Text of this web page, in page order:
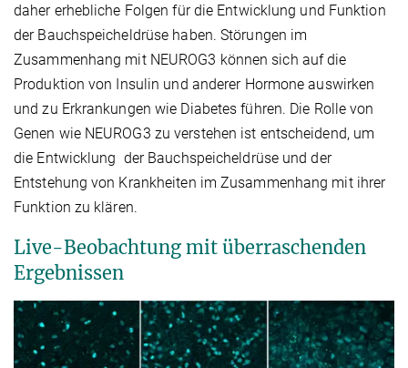
daher erhebliche Folgen für die Entwicklung und Funktion
der Bauchspeicheldrüse haben. Störungen im
Zusammenhang mit NEUROG3 können sich auf die
Produktion von Insulin und anderer Hormone auswirken
und zu Erkrankungen wie Diabetes führen. Die Rolle von
Genen wie NEUROG3 zu verstehen ist entscheidend, um
die Entwicklung der Bauchspeicheldrüse und der
Entstehung von Krankheiten im Zusammenhang mit ihrer
Funktion zu klären.
Live-Beobachtung mit überraschenden
Ergebnissen